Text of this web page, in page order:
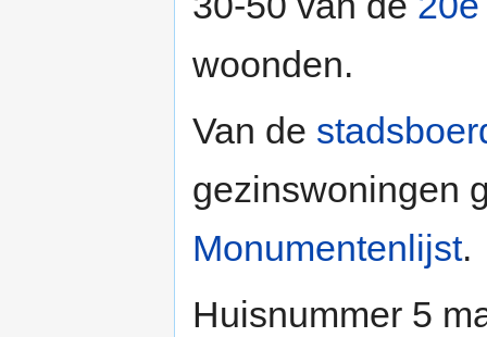
woonden.
Van de
gezinswoningen
Monumentenlijst.
Huisnummer 5